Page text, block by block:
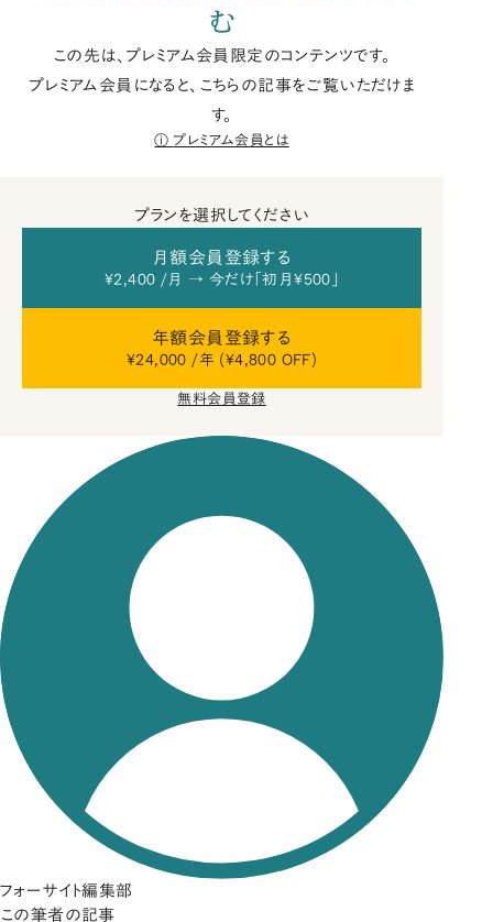
む
この先は、プレミアム会員限定のコンテンツです。
プレミアム会員になると、こちらの記事をご覧いただけま
す。
プレミアム会員とは
プランを選択してください
月額会員登録する
¥2,400 /月 → 今だけ「初月¥500」
年額会員登録する
¥24,000 /年 (¥4,800 OFF)
無料会員登録
フォーサイト編集部
この筆者の記事